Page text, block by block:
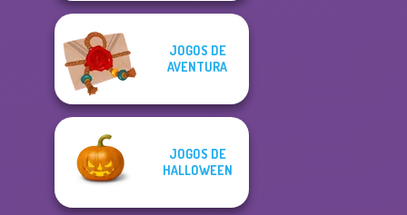
JOGOS DE
AVENTURA
JOGOS DE
HALLOWEEN